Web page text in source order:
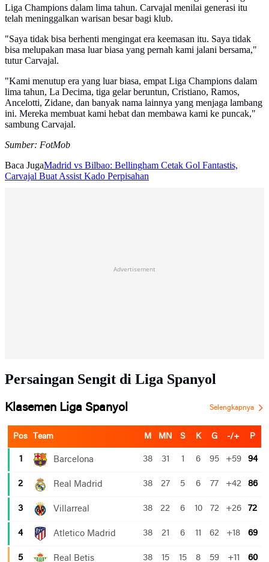
Liga Champions dalam lima tahun. Carvajal menilai generasi itu
telah meninggalkan warisan besar bagi klub.
"Saya tidak bisa berhenti mengingat era keemasan itu. Saya tidak
bisa melupakan masa luar biasa yang pernah kami jalani bersama,"
tutur Carvajal.
"Kami menutup era yang luar biasa, empat Liga Champions dalam
lima tahun, La Decima, tiga gelar beruntun, Cristiano, Ramos,
Ancelotti, Zidane, dan banyak nama lainnya yang menjaga lambang
ini. Mereka membuat kami hebat dan membawa kami ke puncak,"
sambung Carvajal.
Sumber: FotMob
Baca JugaMadrid vs Bilbao: Bellingham Cetak Gol Fantastis,
Carvajal Buat Assist Kado Perpisahan
Advertisement
Persaingan Sengit di Liga Spanyol